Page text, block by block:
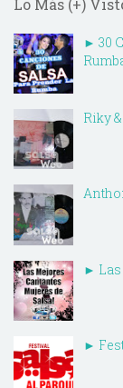
► 30
Riky
► Las
►